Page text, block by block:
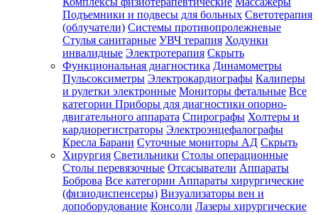
Подъемники и подвесы для больных Светотерапия
(облучатели) Системы противопролежневые
Стулья санитарные УВЧ терапия Ходунки
инвалидные Электротерапия Скрыть
Функциональная диагностика Динамометры
Пульсоксиметры Электрокардиографы Калиперы
и рулетки электронные Мониторы фетальные Все
категории Приборы для диагностики опорно-
двигательного аппарата Спирографы Холтеры и
кардиорегистраторы Электроэнцефалографы
Кресла Барани Суточные мониторы АД Скрыть
Хирургия Светильники Столы операционные
Столы перевязочные Отсасыватели Аппараты
Боброва Все категории Аппараты хирургические
(физиодиспенсеры) Визуализаторы вен и
допоборудование Консоли Лазеры хирургические